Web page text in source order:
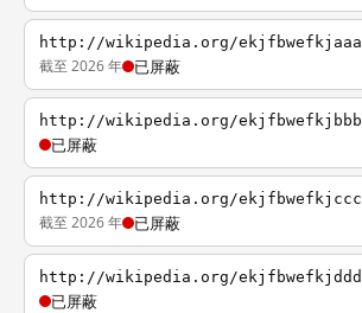
http://wikipedia.org/ekjfbwefkjaaa
截至 2026 年 已屏蔽
http://wikipedia.org/ekjfbwefkjbbb
已屏蔽
http://wikipedia.org/ekjfbwefkjccc
截至 2026 年 已屏蔽
http://wikipedia.org/ekjfbwefkjddd
已屏蔽